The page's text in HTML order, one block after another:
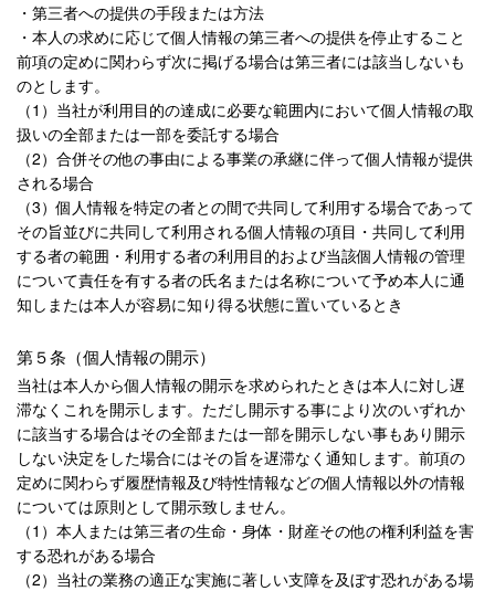
・第三者への提供の手段または方法
・本人の求めに応じて個人情報の第三者への提供を停止すること
前項の定めに関わらず次に掲げる場合は第三者には該当しないも
のとします。
（1）当社が利用目的の達成に必要な範囲内において個人情報の取
扱いの全部または一部を委託する場合
（2）合併その他の事由による事業の承継に伴って個人情報が提供
される場合
（3）個人情報を特定の者との間で共同して利用する場合であって
その旨並びに共同して利用される個人情報の項目・共同して利用
する者の範囲・利用する者の利用目的および当該個人情報の管理
について責任を有する者の氏名または名称について予め本人に通
知しまたは本人が容易に知り得る状態に置いているとき
第５条（個人情報の開示）
当社は本人から個人情報の開示を求められたときは本人に対し遅
滞なくこれを開示します。ただし開示する事により次のいずれか
に該当する場合はその全部または一部を開示しない事もあり開示
しない決定をした場合にはその旨を遅滞なく通知します。前項の
定めに関わらず履歴情報及び特性情報などの個人情報以外の情報
については原則として開示致しません。
（1）本人または第三者の生命・身体・財産その他の権利利益を害
する恐れがある場合
（2）当社の業務の適正な実施に著しい支障を及ぼす恐れがある場